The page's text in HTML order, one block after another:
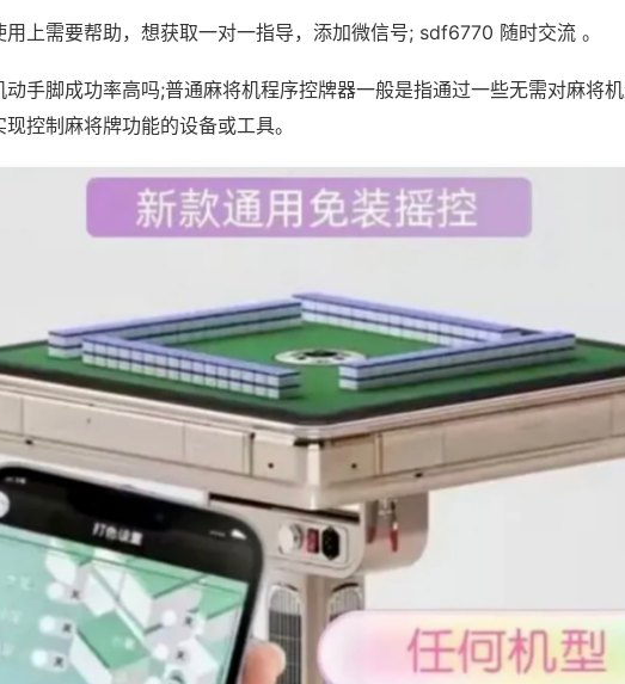
用上需要帮助，想获取一对一指导，添加微信号; sdf6770 随时交流 。
动手脚成功率高吗;普通麻将机程序控牌器一般是指通过一些无需对麻将
控制麻将牌功能的设备或工具。